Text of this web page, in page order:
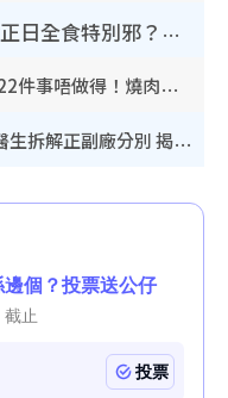
鬼門開2026｜農曆七月撞正日全食特別邪？專家警告切忌做一事！揭4大禁忌+2招保平安
鬼門開2026｜8.13鬼節禁忌 22件事唔做得！燒肉、刺身要少食？半夜勿吹口哨/打呢個電話
網傳公院改用內地/副廠藥？醫生拆解正副廠分別 揭4類人換藥隨時出事